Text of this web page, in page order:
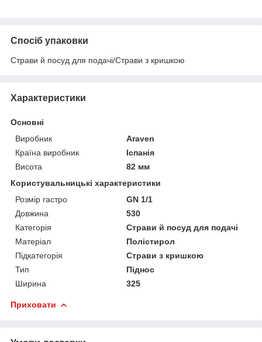
Спосіб упаковки
Страви й посуд для подачі/Страви з кришкою
Характеристики
Основні
Виробник
Araven
Країна виробник
Іспанія
Висота
82 мм
Користувальницькі характеристики
Розмір гастро
GN 1/1
Довжина
530
Категорія
Страви й посуд для подачі
Матеріал
Полістирол
Підкатегорія
Страви з кришкою
Тип
Піднос
Ширина
325
Приховати